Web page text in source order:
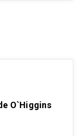
O`Higgins